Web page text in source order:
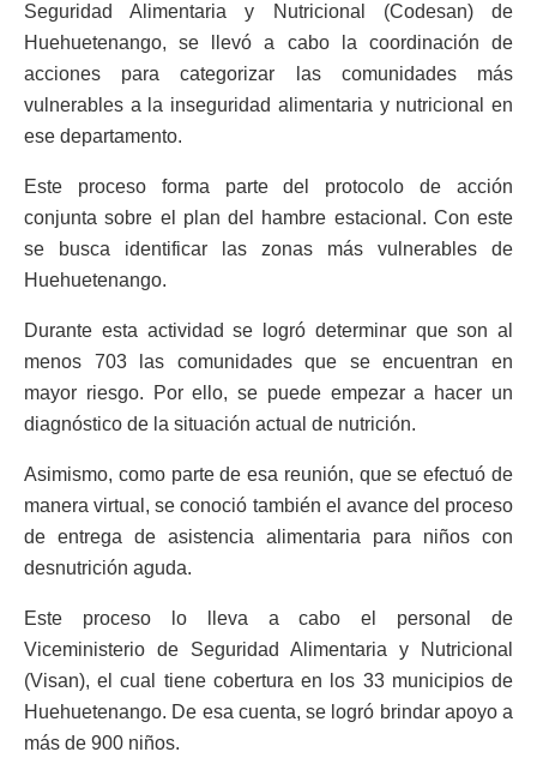
Seguridad Alimentaria y Nutricional (Codesan) de
Huehuetenango, se llevó a cabo la coordinación de
acciones para categorizar las comunidades más
vulnerables a la inseguridad alimentaria y nutricional en
ese departamento.
Este proceso forma parte del protocolo de acción
conjunta sobre el plan del hambre estacional. Con este
se busca identificar las zonas más vulnerables de
Huehuetenango.
Durante esta actividad se logró determinar que son al
menos 703 las comunidades que se encuentran en
mayor riesgo. Por ello, se puede empezar a hacer un
diagnóstico de la situación actual de nutrición.
Asimismo, como parte de esa reunión, que se efectuó de
manera virtual, se conoció también el avance del proceso
de entrega de asistencia alimentaria para niños con
desnutrición aguda.
Este proceso lo lleva a cabo el personal de
Viceministerio de Seguridad Alimentaria y Nutricional
(Visan), el cual tiene cobertura en los 33 municipios de
Huehuetenango. De esa cuenta, se logró brindar apoyo a
más de 900 niños.